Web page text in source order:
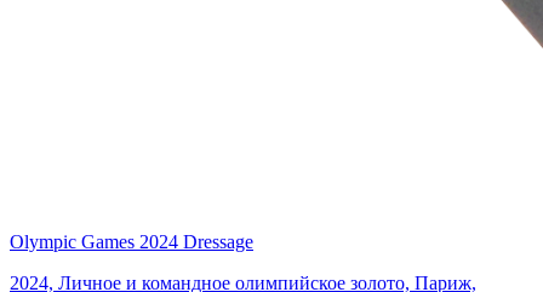
Olympic Games 2024 Dressage
2024, Личное и командное олимпийское золото, Париж,